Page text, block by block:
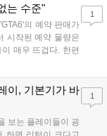
정이다....
는 수준"
의 예약 판매가
시작된 예약 물량은
매우 뜨겁다. 한편
시될 예정이며, 록
을 최초 공개할 계획
1
이, 기본기가 바
보는 플레이들이 굉
1